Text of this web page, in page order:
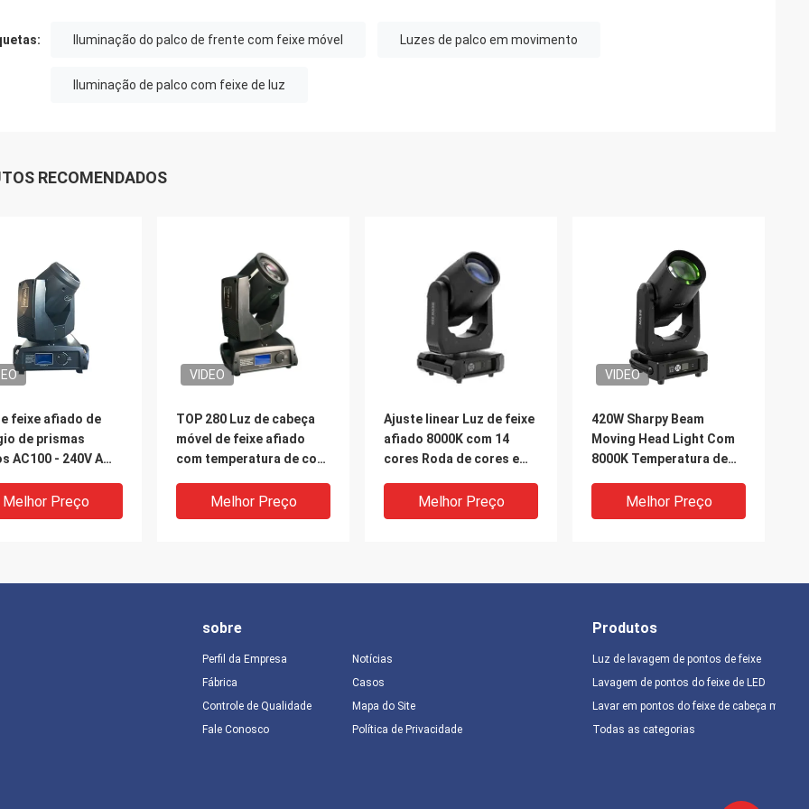
Iluminação do palco de frente com feixe móvel Luzes de palco em movimento
Iluminação de palco com feixe de luz
RECOMENDADOS
feixe afiado de
de prismas
AC100 - 240V A
Melhor Preço
VIDEO
TOP 280 Luz de cabeça
móvel de feixe afiado
com temperatura de cor
Melhor Preço
Ajuste linear Luz de feixe
afiado 8000K com 14
cores Roda de cores em
Melhor Preço
VIDEO
420W Sharpy Beam
Moving Head Light Com
8000K Temperatura de
Melhor Preço
VIDEO VIDEO
sobre
Perfil da Empresa
Fábrica
Controle de Qualidade
Fale Conosco
Notícias
Casos
Mapa do Site
Política de Privacidade
Produtos
Luz de lavagem de pontos de feixe
Lavagem de pontos do feixe de LED
Lavar em pontos do feixe de cabeça móvel
Todas as categorias